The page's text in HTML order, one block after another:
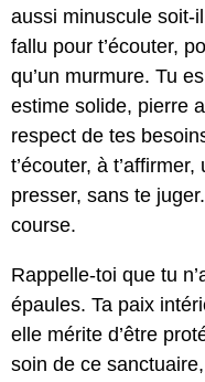
aussi minuscule soit-
fallu pour t’écouter,
qu’un murmure. Tu
estime solide, pierre
respect de tes
t’écouter, à
presser, sans te
course.
Rappelle-toi que tu
épaules. Ta paix
elle mérite d’être
soin de ce